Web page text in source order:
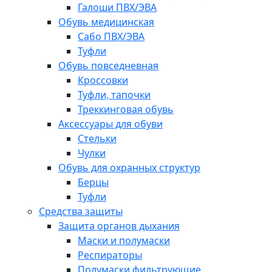
Галоши ПВХ/ЭВА
Обувь медицинская
Сабо ПВХ/ЭВА
Туфли
Обувь повседневная
Кроссовки
Туфли, тапочки
Треккинговая обувь
Аксессуары для обуви
Стельки
Чулки
Обувь для охранных структур
Берцы
Туфли
Средства защиты
Защита органов дыхания
Маски и полумаски
Респираторы